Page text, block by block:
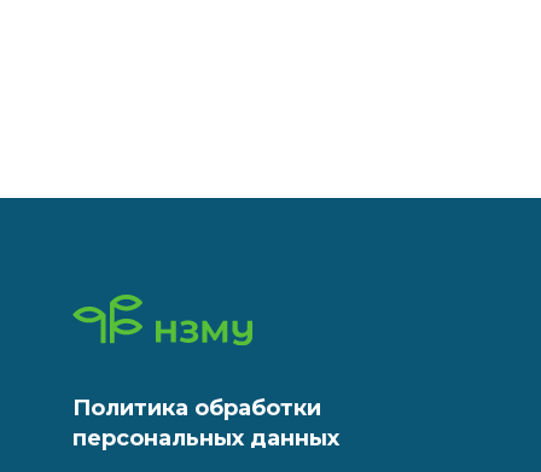
Политика обработки
персональных данных